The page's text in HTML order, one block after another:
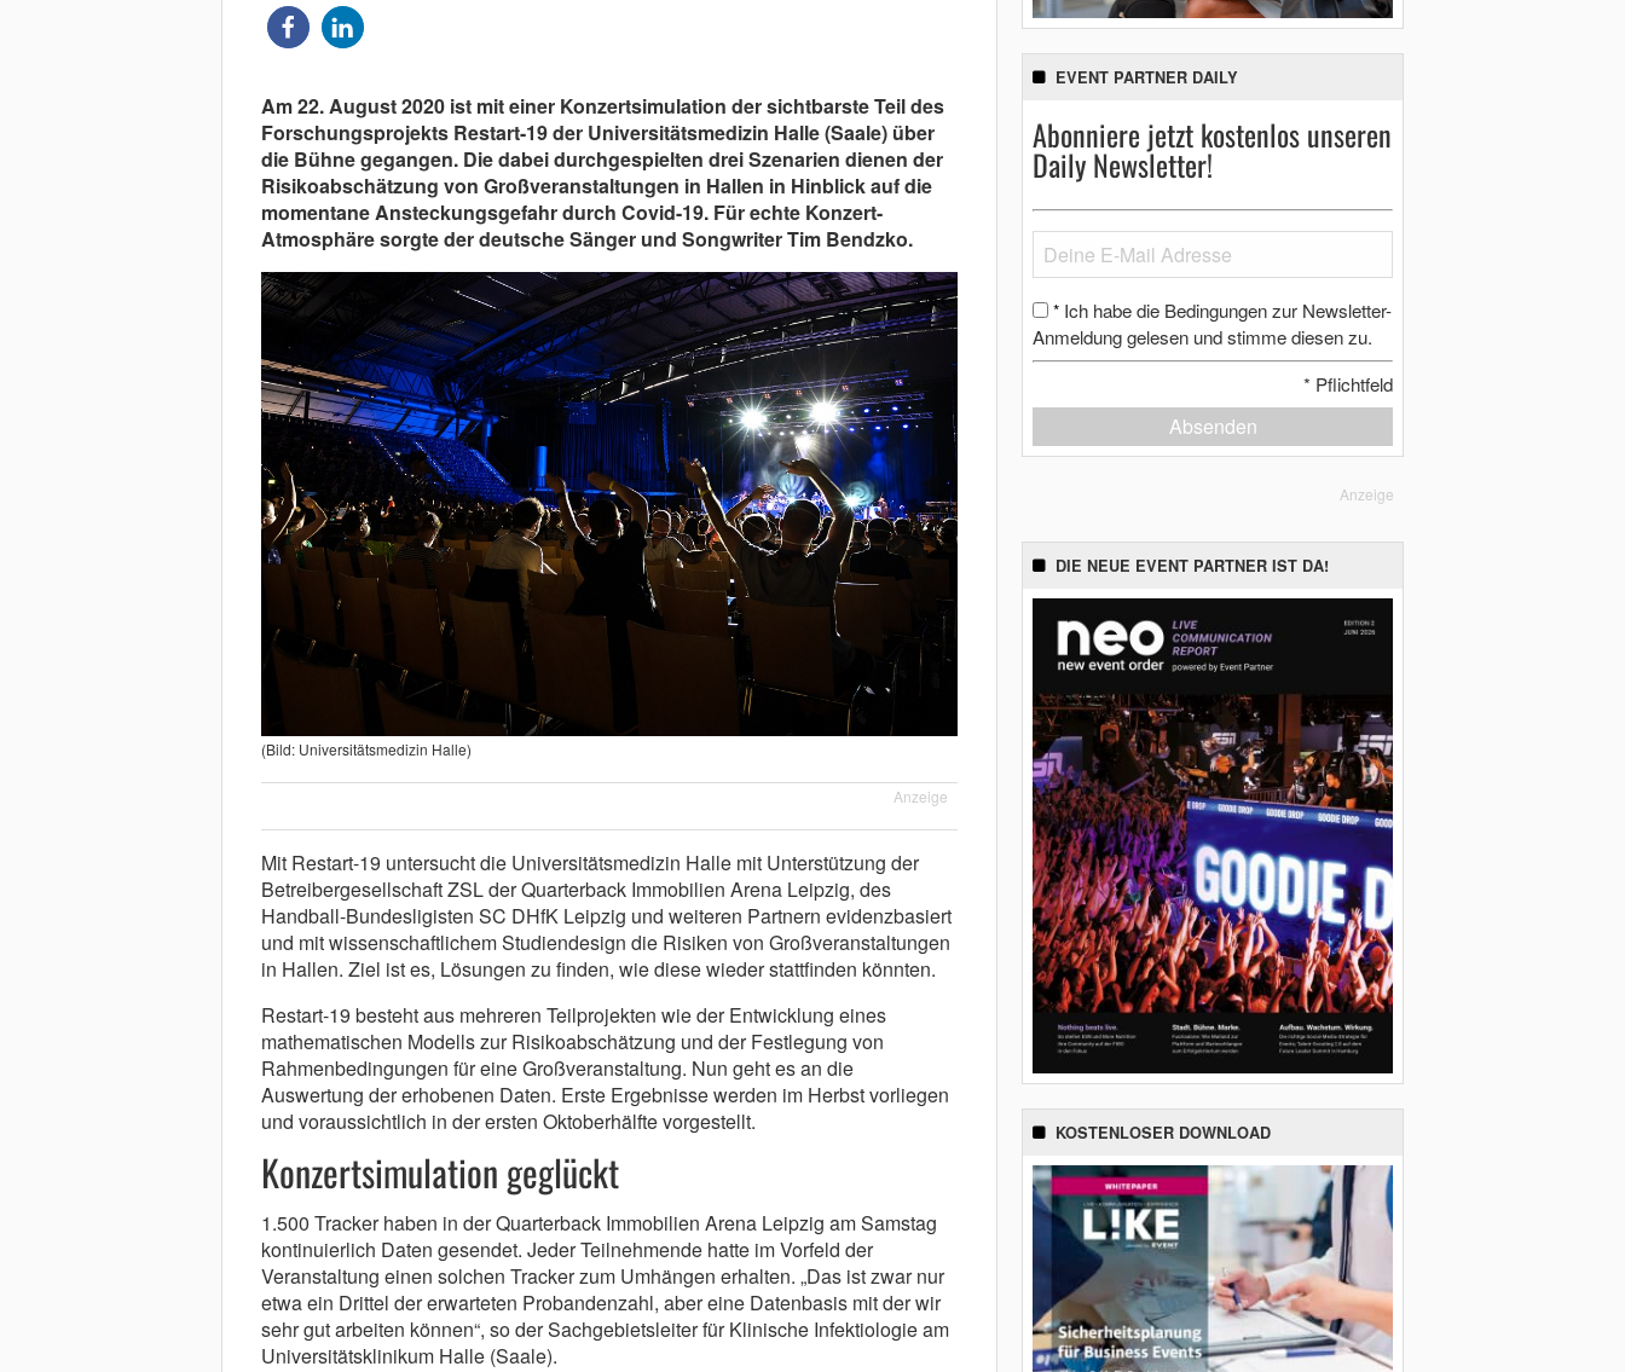
Am 22. August 2020 ist mit einer Konzertsimulation der sichtbarste Teil des
Forschungsprojekts Restart-19 der Universitätsmedizin Halle (Saale) über
die Bühne gegangen. Die dabei durchgespielten drei Szenarien dienen der
Risikoabschätzung von Großveranstaltungen in Hallen in Hinblick auf die
momentane Ansteckungsgefahr durch Covid-19. Für echte Konzert-
Atmosphäre sorgte der deutsche Sänger und Songwriter Tim Bendzko.
(Bild: Universitätsmedizin Halle)
Anzeige
Mit Restart-19 untersucht die Universitätsmedizin Halle mit Unterstützung der
Betreibergesellschaft ZSL der Quarterback Immobilien Arena Leipzig, des
Handball-Bundesligisten SC DHfK Leipzig und weiteren Partnern evidenzbasiert
und mit wissenschaftlichem Studiendesign die Risiken von Großveranstaltungen
in Hallen. Ziel ist es, Lösungen zu finden, wie diese wieder stattfinden könnten.
Restart-19 besteht aus mehreren Teilprojekten wie der Entwicklung eines
mathematischen Modells zur Risikoabschätzung und der Festlegung von
Rahmenbedingungen für eine Großveranstaltung. Nun geht es an die
Auswertung der erhobenen Daten. Erste Ergebnisse werden im Herbst vorliegen
und voraussichtlich in der ersten Oktoberhälfte vorgestellt.
Konzertsimulation geglückt
1.500 Tracker haben in der Quarterback Immobilien Arena Leipzig am Samstag
kontinuierlich Daten gesendet. Jeder Teilnehmende hatte im Vorfeld der
Veranstaltung einen solchen Tracker zum Umhängen erhalten. „Das ist zwar nur
etwa ein Drittel der erwarteten Probandenzahl, aber eine Datenbasis mit der wir
sehr gut arbeiten können“, so der Sachgebietsleiter für Klinische Infektiologie am
Universitätsklinikum Halle (Saale).
EVENT PARTNER DAILY
Abonniere jetzt kostenlos unseren
Daily Newsletter!
* Ich habe die Bedingungen zur Newsletter-
Anmeldung gelesen und stimme diesen zu.
* Pflichtfeld
Absenden
Anzeige
DIE NEUE EVENT PARTNER IST DA!
KOSTENLOSER DOWNLOAD